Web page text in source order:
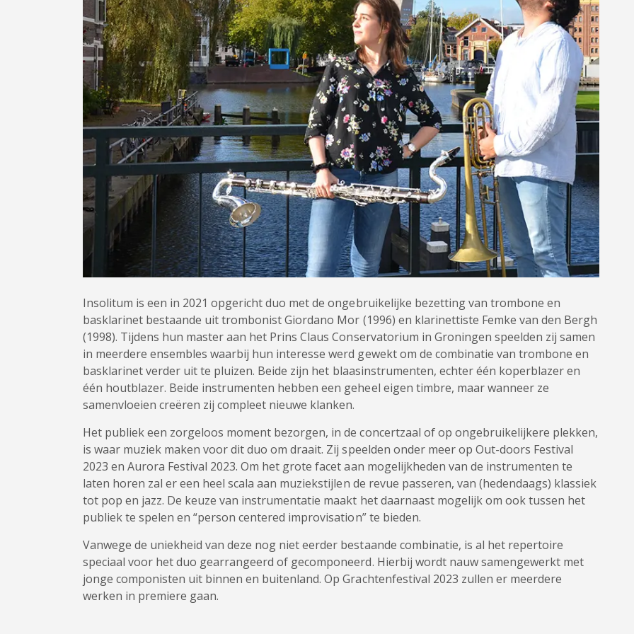
Insolitum is een in 2021 opgericht duo met de ongebruikelijke bezetting van trombone en
basklarinet bestaande uit trombonist Giordano Mor (1996) en klarinettiste Femke van den Bergh
(1998). Tijdens hun master aan het Prins Claus Conservatorium in Groningen speelden zij samen
in meerdere ensembles waarbij hun interesse werd gewekt om de combinatie van trombone en
basklarinet verder uit te pluizen. Beide zijn het blaasinstrumenten, echter één koperblazer en
één houtblazer. Beide instrumenten hebben een geheel eigen timbre, maar wanneer ze
samenvloeien creëren zij compleet nieuwe klanken.
Het publiek een zorgeloos moment bezorgen, in de concertzaal of op ongebruikelijkere plekken,
is waar muziek maken voor dit duo om draait. Zij speelden onder meer op Out-doors Festival
2023 en Aurora Festival 2023. Om het grote facet aan mogelijkheden van de instrumenten te
laten horen zal er een heel scala aan muziekstijlen de revue passeren, van (hedendaags) klassiek
tot pop en jazz. De keuze van instrumentatie maakt het daarnaast mogelijk om ook tussen het
publiek te spelen en “person centered improvisation” te bieden.
Vanwege de uniekheid van deze nog niet eerder bestaande combinatie, is al het repertoire
speciaal voor het duo gearrangeerd of gecomponeerd. Hierbij wordt nauw samengewerkt met
jonge componisten uit binnen en buitenland. Op Grachtenfestival 2023 zullen er meerdere
werken in premiere gaan.